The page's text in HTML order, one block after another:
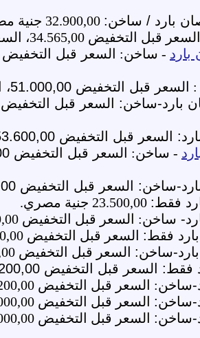
السعر قبل التخفيض 34.565,00، السعر بعد التخفيض 29.500,00 جنية مصري.
- ساخن:
: السعر قبل التخفيض 51.000,00، السعر بعد التخفيض 44.900,00 جنية مصري.
- ساخن:
: السعر قبل التخفيض 28.000,00، السعر بعد التخفيض 25.000,00 جنية مصري.
السعر قبل التخفيض 38.200,00، السعر بعد التخفيض 34.500,00 جنية مصري.
السعر قبل التخفيض 43.200,00 جنية مصري، السعر بعد التخفيض 37.500,00.
: السعر قبل التخفيض 49.200,00، السعر بعد التخفيض 45.290,00 جنية مصري.
السعر قبل التخفيض 80.000,00، السعر بعد التخفيض 63.900,00 جنية مصري.
السعر قبل التخفيض 101.000,00، السعر بعد التخفيض 74.990,00 جنية مصري.